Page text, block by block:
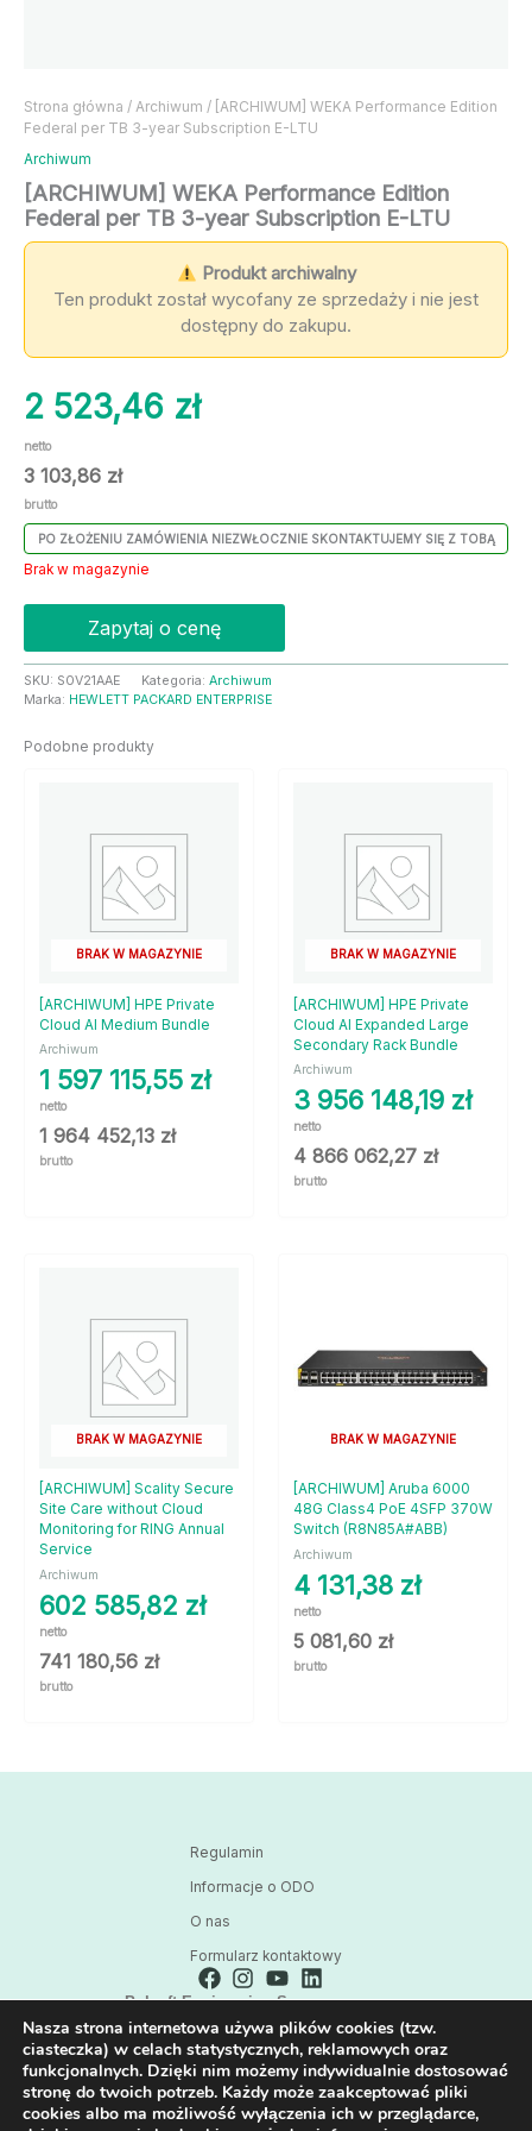
Strona główna / Archiwum / [ARCHIWUM] WEKA Performance Edition
Federal per TB 3-year Subscription E-LTU
Archiwum
[ARCHIWUM] WEKA Performance Edition
Federal per TB 3-year Subscription E-LTU
Produkt archiwalny
Ten produkt został wycofany ze sprzedaży i nie jest
dostępny do zakupu.
2 523,46 zł
netto
3 103,86 zł
brutto
PO ZŁOŻENIU ZAMÓWIENIA NIEZWŁOCZNIE SKONTAKTUJEMY SIĘ Z TOBĄ
Brak w magazynie
Zapytaj o cenę
SKU: S0V21AAE Kategoria: Archiwum
Marka: HEWLETT PACKARD ENTERPRISE
Podobne produkty
BRAK W MAGAZYNIE
[ARCHIWUM] HPE Private
Cloud AI Medium Bundle
Archiwum
1 597 115,55 zł
netto
1 964 452,13 zł
brutto
BRAK W MAGAZYNIE
[ARCHIWUM] HPE Private
Cloud AI Expanded Large
Secondary Rack Bundle
Archiwum
3 956 148,19 zł
netto
4 866 062,27 zł
brutto
BRAK W MAGAZYNIE
[ARCHIWUM] Scality Secure
Site Care without Cloud
Monitoring for RING Annual
Service
Archiwum
602 585,82 zł
netto
741 180,56 zł
brutto
BRAK W MAGAZYNIE
[ARCHIWUM] Aruba 6000
48G Class4 PoE 4SFP 370W
Switch (R8N85A#ABB)
Archiwum
4 131,38 zł
netto
5 081,60 zł
brutto
Regulamin
Informacje o ODO
O nas
Formularz kontaktowy
Polsoft Engineering Sp. z o.o.
ul. 73 Pułku Piechoty 1, 40-467 Katowice
Skontaktuj się z nami:
32 209 80 39
E-mail:
Nasza strona internetowa używa plików cookies (tzw.
ciasteczka) w celach statystycznych, reklamowych oraz
funkcjonalnych. Dzięki nim możemy indywidualnie dostosować
stronę do twoich potrzeb. Każdy może zaakceptować pliki
cookies albo ma możliwość wyłączenia ich w przeglądarce,